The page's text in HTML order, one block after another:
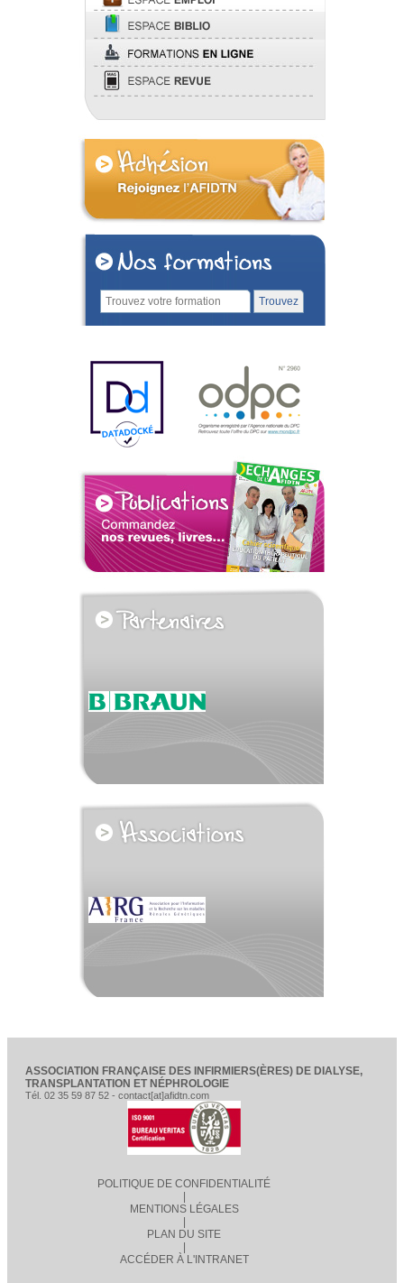
voir tous les partenaires
ASSOCIATION FRANÇAISE DES INFIRMIERS(ÈRES) DE DIALYSE,
TRANSPLANTATION ET NÉPHROLOGIE
Tél. 02 35 59 87 52 - contact[at]afidtn.com
POLITIQUE DE CONFIDENTIALITÉ
MENTIONS LÉGALES
PLAN DU SITE
ACCÉDER À L'INTRANET